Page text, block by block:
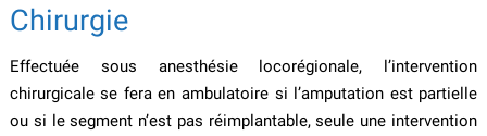
Chirurgie
Effectuée sous anesthésie locorégionale, l’intervention
chirurgicale se fera en ambulatoire si l’amputation est partielle
ou si le segment n’est pas réimplantable, seule une intervention